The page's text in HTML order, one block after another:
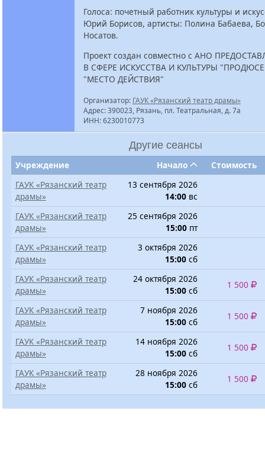
Голоса: почетный работник культуры и
Юрий Борисов, артисты: Полина Бабаева,
Носатов.
Проект создан совместно с АНО
В СФЕРЕ ИСКУССТВА И КУЛЬТУРЫ
"МЕСТО ДЕЙСТВИЯ"
Организатор: ГАУК «Рязанский театр драмы»
Адрес: 390023, Рязань, пл. Театральная, д. 7а
ИНН: 6230010773
Другие сеансы
Учреждение Начало
Стоимость
ГАУК «Рязанский театр
драмы»
13 сентября 2026
14:00 вс
ГАУК «Рязанский театр
драмы»
25 сентября 2026
15:00 пт
ГАУК «Рязанский театр
драмы»
3 октября 2026
15:00 сб
ГАУК «Рязанский театр
драмы»
24 октября 2026
15:00 сб
1 500
ГАУК «Рязанский театр
драмы»
7 ноября 2026
15:00 сб
1 500
ГАУК «Рязанский театр
драмы»
14 ноября 2026
15:00 сб
1 500
ГАУК «Рязанский театр
драмы»
28 ноября 2026
15:00 сб
1 500